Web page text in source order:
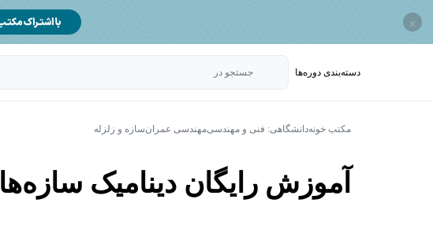
×
دسته‌بندی‌ دوره‌ها جستجو در
مکتب خونهدانشگاهی: فنی و مهندسیمهندسی عمرانسازه و زلزله
آموزش رایگان دینامیک سازه‌ها